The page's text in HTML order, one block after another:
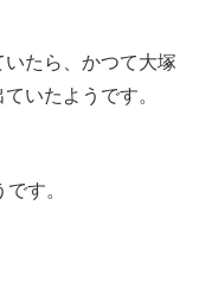
たら、かつて大塚
いたようです。
す。